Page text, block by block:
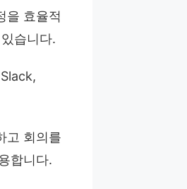
을 효율적
습니다.
고 회의를
합니다.